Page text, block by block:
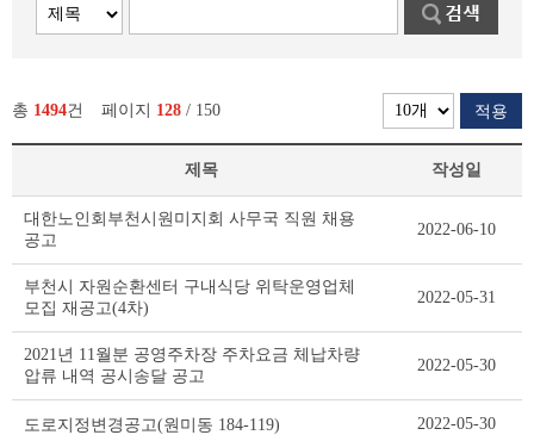
총 1494건 페이지 128 / 150 적용
고
시
공
고
·
입
법
예
고
제목 작성일
대한노인회부천시원미지회 사무국 직원 채용
공고
2022-06-10
부천시 자원순환센터 구내식당 위탁운영업체
모집 재공고(4차)
2022-05-31
2021년 11월분 공영주차장 주차요금 체납차량
압류 내역 공시송달 공고
2022-05-30
도로지정변경공고(원미동 184-119) 2022-05-30